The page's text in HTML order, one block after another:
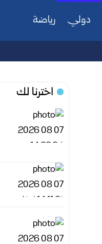
دولي رياضة
اخترنا لك